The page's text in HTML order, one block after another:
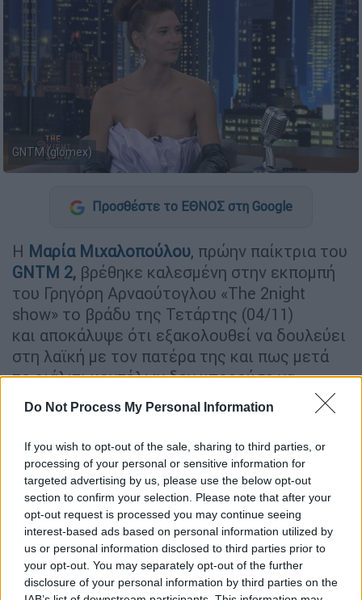
Do Not Process My Personal Information
If you wish to opt-out of the sale, sharing to third parties, or
processing of your personal or sensitive information for
targeted advertising by us, please use the below opt-out
section to confirm your selection. Please note that after your
opt-out request is processed you may continue seeing
interest-based ads based on personal information utilized by
us or personal information disclosed to third parties prior to
your opt-out. You may separately opt-out of the further
disclosure of your personal information by third parties on the
GNTM (glomex)
Προσθέστε το ΕΘΝΟΣ στη Google
Η Μαρία Μιχαλοπούλου, πρώην παίκτρια του
GNTM 2, βρέθηκε καλεσμένη στην εκπομπή
του Γρηγόρη Αρναούτογλου «The 2night
show» το βράδυ της Τετάρτης (04/11)
και αποκάλυψε ότι εξακολουθεί να δουλεύει
στη λαϊκή με τον πατέρα της και πως μετά
το ριάλιτι μοντέλων δεν μπορούσε να
κυκλοφορήσει μόνη της στο δρόμο.
κοινό την ήξερε και ως «Μαρία η αγρότισσα
στο GNTM 2 μίλησε για το σοκ που πέρασε
όταν βγήκε από το ριάλιτι μόδας, λόγω του
εγκλεισμού, και αποκάλυψε ότι μετά το
ριάλιτι θα χρειαστεί ψυχολόγο.
«Όταν πήγα στο χωριό μου μόνο κόκκινο χαλί
δεν μου έστρωσαν. Υπήρχαν και πολλοί που